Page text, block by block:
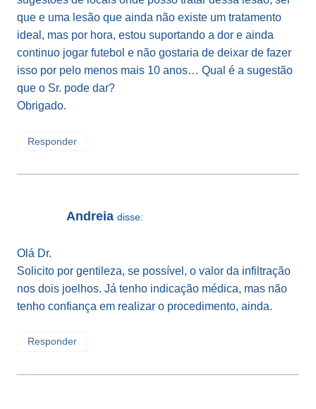
que e uma lesão que ainda não existe um tratamento
ideal, mas por hora, estou suportando a dor e ainda
continuo jogar futebol e não gostaria de deixar de fazer
isso por pelo menos mais 10 anos… Qual é a sugestão
que o Sr. pode dar?
Obrigado.
Responder
Andreia disse:
Olá Dr.
Solicito por gentileza, se possível, o valor da infiltração
nos dois joelhos. Já tenho indicação médica, mas não
tenho confiança em realizar o procedimento, ainda.
Responder